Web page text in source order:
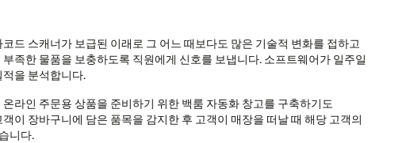
드 스캐너가 보급된 이래로 그 어느 때보다도 많은 기술적 변화를 접하고
족한 물품을 보충하도록 직원에게 신호를 보냅니다. 소프트웨어가 일주일
을 분석합니다.
라인 주문용 상품을 준비하기 위한 백룸 자동화 창고를 구축하기도
이 장바구니에 담은 품목을 감지한 후 고객이 매장을 떠날 때 해당 고객의
니다.